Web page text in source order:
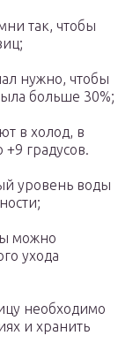
так, чтобы
нужно, чтобы
больше 30%;
в холод, в
градусов.
уровень воды
можно
ухода
необходимо
и хранить